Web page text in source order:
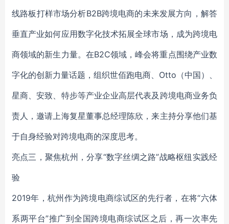
线路板打样市场分析B2B跨境电商的未来发展方向，解答
垂直产业如何应用数字化技术拓展全球市场，成为跨境电
商领域的新生力量。在B2C领域，峰会将重点围绕产业数
字化的创新力量话题，组织世佰跑电商、Otto（中国）、
星商、安致、特步等产业企业高层代表及跨境电商业务负
责人，邀请上海复星董事总经理陈欣，来主持分享他们基
于自身经验对跨境电商的深度思考。
亮点三，聚焦杭州，分享“数字丝绸之路”战略枢纽实践经
验
2019年，杭州作为跨境电商综试区的先行者，在将“六体
系两平台”推广到全国跨境电商综试区之后，再一次率先